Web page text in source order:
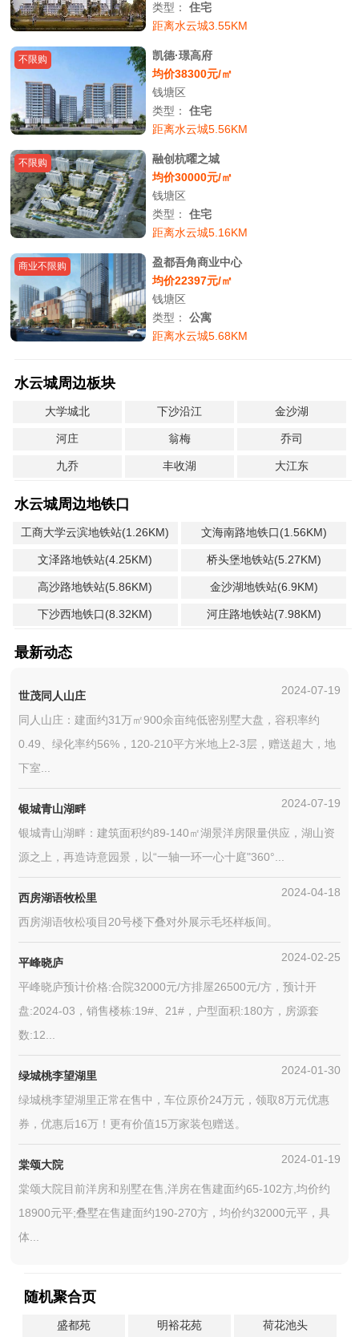
类型：住宅
距离水云城3.55KM
不限购
凯德·璟高府
均价38300元/㎡
钱塘区
类型：住宅
距离水云城5.56KM
不限购
融创杭曜之城
均价30000元/㎡
钱塘区
类型：住宅
距离水云城5.16KM
商业不限购
盈都吾角商业中心
均价22397元/㎡
钱塘区
类型：公寓
距离水云城5.68KM
水云城周边板块
大学城北 下沙沿江 金沙湖
河庄 翁梅 乔司
九乔 丰收湖 大江东
水云城周边地铁口
工商大学云滨地铁站(1.26KM) 文海南路地铁口(1.56KM)
文泽路地铁站(4.25KM) 桥头堡地铁站(5.27KM)
高沙路地铁站(5.86KM) 金沙湖地铁站(6.9KM)
下沙西地铁口(8.32KM) 河庄路地铁站(7.98KM)
最新动态
世茂同人山庄 2024-07-19
同人山庄：建面约31万㎡900余亩纯低密别墅大盘，容积率约
0.49、绿化率约56%，120-210平方米地上2-3层，赠送超大，地
下室...
银城青山湖畔 2024-07-19
银城青山湖畔：建筑面积约89-140㎡湖景洋房限量供应，湖山资
源之上，再造诗意园景，以“一轴一环一心十庭"360°...
西房湖语牧松里 2024-04-18
西房湖语牧松项目20号楼下叠对外展示毛坯样板间。
平峰晓庐 2024-02-25
平峰晓庐预计价格:合院32000元/方排屋26500元/方，预计开
盘:2024-03，销售楼栋:19#、21#，户型面积:180方，房源套
数:12...
绿城桃李望湖里 2024-01-30
绿城桃李望湖里正常在售中，车位原价24万元，领取8万元优惠
券，优惠后16万！更有价值15万家装包赠送。
棠颂大院 2024-01-19
棠颂大院目前洋房和别墅在售,洋房在售建面约65-102方,均价约
18900元平;叠墅在售建面约190-270方，均价约32000元平，具
体...
随机聚合页
盛都苑 明裕花苑 荷花池头